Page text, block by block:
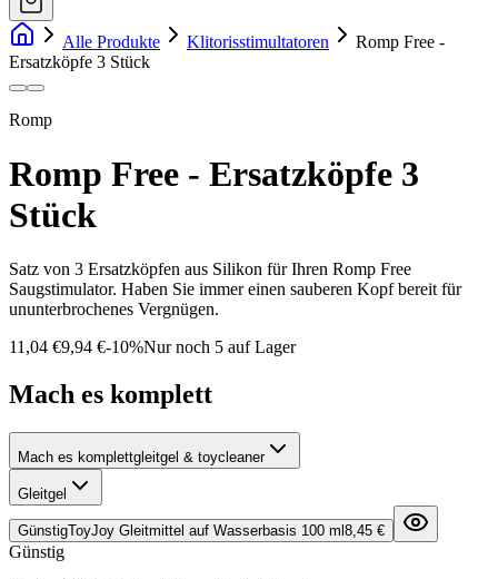
Alle Produkte Klitorisstimultatoren
Romp Free -
Ersatzköpfe 3 Stück
Romp
Romp Free - Ersatzköpfe 3
Stück
Satz von 3 Ersatzköpfen aus Silikon für Ihren Romp Free
Saugstimulator. Haben Sie immer einen sauberen Kopf bereit für
ununterbrochenes Vergnügen.
11,04 €9,94 €-10%Nur noch 5 auf Lager
Mach es komplett
Mach es komplettgleitgel & toycleaner
Gleitgel
GünstigToyJoy Gleitmittel auf Wasserbasis 100 ml 8,45 €
Günstig